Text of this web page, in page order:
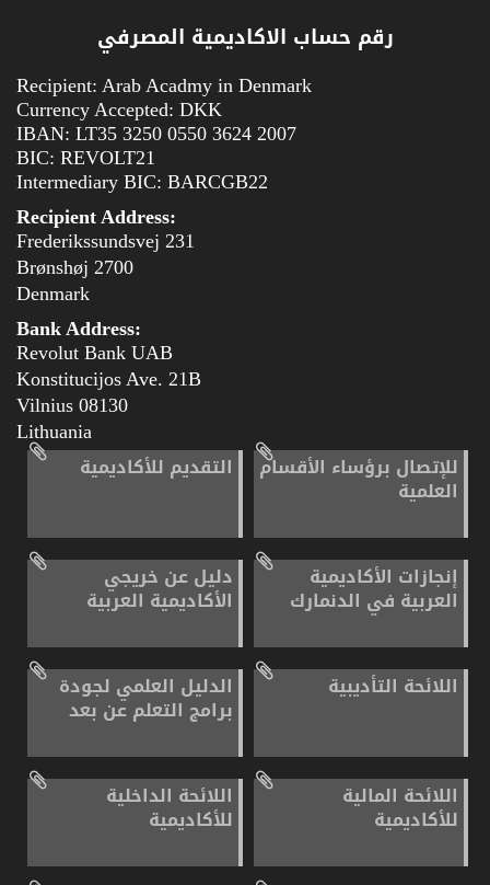
رقم حساب الاكاديمية المصرفي
Recipient: Arab Acadmy in Denmark
Currency Accepted: DKK
IBAN: LT35 3250 0550 3624 2007
BIC: REVOLT21
Intermediary BIC: BARCGB22
Recipient Address:
Frederikssundsvej 231
2700 Brønshøj
Denmark
Bank Address:
Revolut Bank UAB
Konstitucijos Ave. 21B
08130 Vilnius
Lithuania
للإتصال برؤساء الأقسام
العلمية
التقديم للأكاديمية
إنجازات الأكاديمية
العربية في الدنمارك
دليل عن خريجي
الأكاديمية العربية
اللائحة التأديبية الدليل العلمي لجودة
برامج التعلم عن بعد
اللائحة المالية
للأكاديمية
اللائحة الداخلية
للأكاديمية